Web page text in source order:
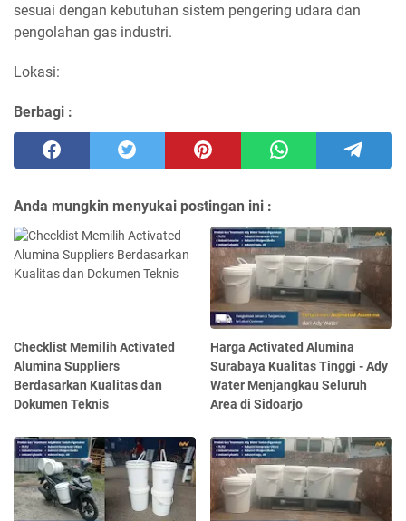
sesuai dengan kebutuhan sistem pengering udara dan
pengolahan gas industri.
Lokasi:
Berbagi :
Anda mungkin menyukai postingan ini :
Checklist Memilih Activated
Alumina Suppliers
Berdasarkan Kualitas dan
Dokumen Teknis
Harga Activated Alumina
Surabaya Kualitas Tinggi - Ady
Water Menjangkau Seluruh
Area di Sidoarjo